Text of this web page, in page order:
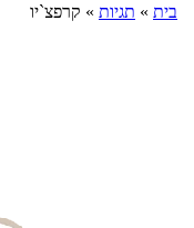
בית » תגיות » קרפצ`יו